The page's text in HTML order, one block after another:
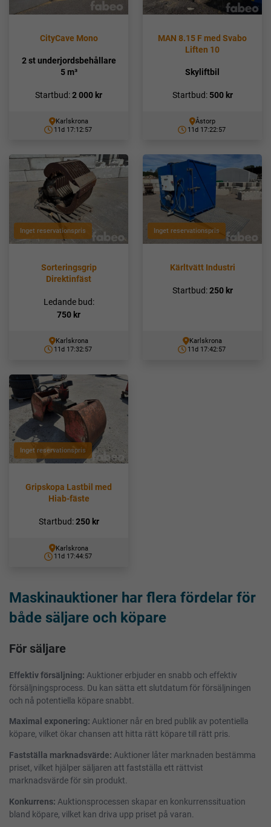
CityCave Mono
2 st underjordsbehållare
5 m³
Startbud:2 000 kr
Karlskrona
11d 17:12:56
MAN 8.15 F med Svabo
Liften 10
Skyliftbil
Startbud: 500 kr
Åstorp
11d 17:22:56
Inget reservationspris
Sorteringsgrip
Direktinfäst
Ledande bud:
750 kr
Karlskrona
11d 17:32:56
Inget reservationspris
Kärltvätt Industri
Startbud: 250 kr
Karlskrona
11d 17:42:56
Inget reservationspris
Gripskopa Lastbil med
Hiab-fäste
Startbud: 250 kr
Karlskrona
11d 17:44:56
Maskinauktioner har flera fördelar för
både säljare och köpare
För säljare
Effektiv försäljning: Auktioner erbjuder en snabb och effektiv
försäljningsprocess. Du kan sätta ett slutdatum för försäljningen
och nå potentiella köpare snabbt.
Maximal exponering: Auktioner når en bred publik av potentiella
köpare, vilket ökar chansen att hitta rätt köpare till rätt pris.
Fastställa marknadsvärde: Auktioner låter marknaden bestämma
priset, vilket hjälper säljaren att fastställa ett rättvist
marknadsvärde för sin produkt.
Konkurrens: Auktionsprocessen skapar en konkurrenssituation
bland köpare, vilket kan driva upp priset på varan.